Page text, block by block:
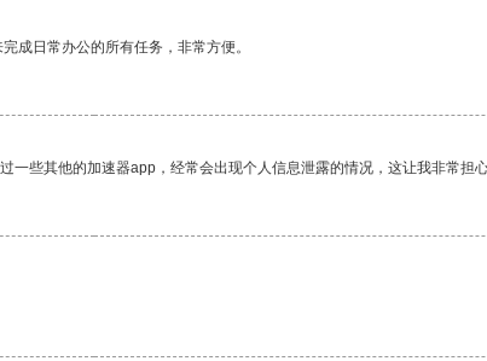
成日常办公的所有任务，非常方便。
些其他的加速器app，经常会出现个人信息泄露的情况，这让我非常担心